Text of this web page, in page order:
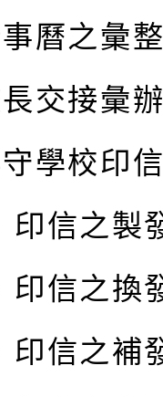
曆之彙
交接彙
學校印
印信之製
印信之換
印信之補